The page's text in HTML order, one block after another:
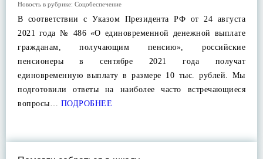
Новость в рубрике: Соцобеспечение
В соответствии с Указом Президента РФ от 24 августа
2021 года № 486 «О единовременной денежной выплате
гражданам, получающим пенсию», российские
пенсионеры в сентябре 2021 года получат
единовременную выплату в размере 10 тыс. рублей. Мы
подготовили ответы на наиболее часто встречающиеся
вопросы… ПОДРОБНЕЕ